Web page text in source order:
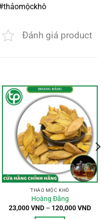
Đánh giá product
THẢO MỘC KHÔ
Hoàng Đằng
23,000VND – 120,000VND